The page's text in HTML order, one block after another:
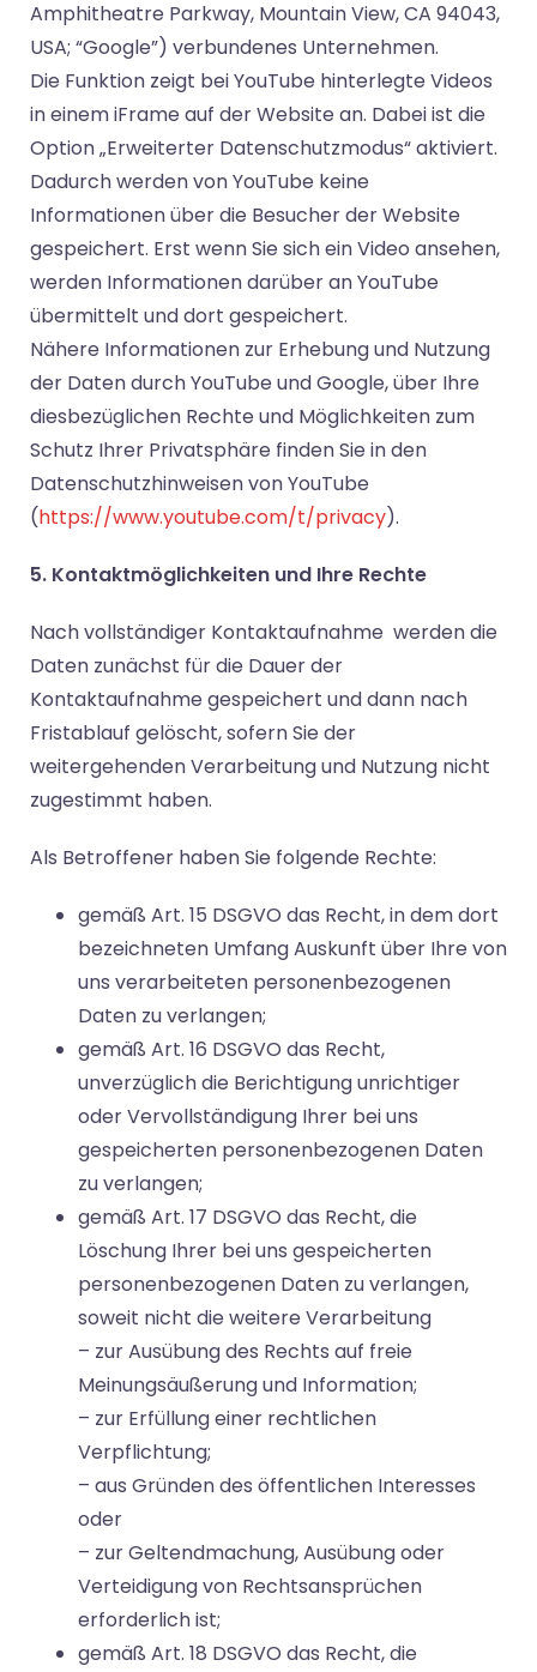
Amphitheatre Parkway, Mountain View, CA 94043,
USA; “Google”) verbundenes Unternehmen.
Die Funktion zeigt bei YouTube hinterlegte Videos
in einem iFrame auf der Website an. Dabei ist die
Option „Erweiterter Datenschutzmodus“ aktiviert.
Dadurch werden von YouTube keine
Informationen über die Besucher der Website
gespeichert. Erst wenn Sie sich ein Video ansehen,
werden Informationen darüber an YouTube
übermittelt und dort gespeichert.
Nähere Informationen zur Erhebung und Nutzung
der Daten durch YouTube und Google, über Ihre
diesbezüglichen Rechte und Möglichkeiten zum
Schutz Ihrer Privatsphäre finden Sie in den
Datenschutzhinweisen von YouTube
(https://www.youtube.com/t/privacy).
5. Kontaktmöglichkeiten und Ihre Rechte
Nach vollständiger Kontaktaufnahme werden die
Daten zunächst für die Dauer der
Kontaktaufnahme gespeichert und dann nach
Fristablauf gelöscht, sofern Sie der
weitergehenden Verarbeitung und Nutzung nicht
zugestimmt haben.
Als Betroffener haben Sie folgende Rechte:
gemäß Art. 15 DSGVO das Recht, in dem dort
bezeichneten Umfang Auskunft über Ihre von
uns verarbeiteten personenbezogenen
Daten zu verlangen;
gemäß Art. 16 DSGVO das Recht,
unverzüglich die Berichtigung unrichtiger
oder Vervollständigung Ihrer bei uns
gespeicherten personenbezogenen Daten
zu verlangen;
gemäß Art. 17 DSGVO das Recht, die
Löschung Ihrer bei uns gespeicherten
personenbezogenen Daten zu verlangen,
soweit nicht die weitere Verarbeitung
– zur Ausübung des Rechts auf freie
Meinungsäußerung und Information;
– zur Erfüllung einer rechtlichen
Verpflichtung;
– aus Gründen des öffentlichen Interesses
oder
– zur Geltendmachung, Ausübung oder
Verteidigung von Rechtsansprüchen
erforderlich ist;
gemäß Art. 18 DSGVO das Recht, die